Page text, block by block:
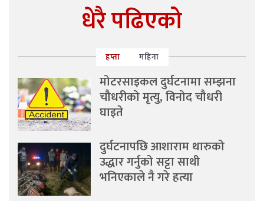
धेरै पढिएको
हप्ता महिना
मोटरसाइकल दुर्घटनामा सम्झना
चौधरीको मृत्यु, विनोद चौधरी
घाइते
दुर्घटनापछि आशाराम थारुको
उद्धार गर्नुको सट्टा साथी
भनिएकाले नै गरे हत्या